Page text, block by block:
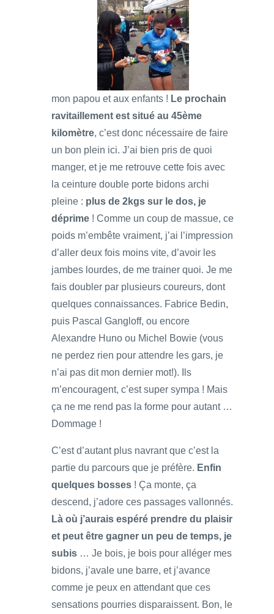
mon papou et aux enfants ! Le prochain
ravitaillement est situé au 45ème
kilomètre, c’est donc nécessaire de faire
un bon plein ici. J’ai bien pris de quoi
manger, et je me retrouve cette fois avec
la ceinture double porte bidons archi
pleine : plus de 2kgs sur le dos, je
déprime ! Comme un coup de massue, ce
poids m’embête vraiment, j’ai l’impression
d’aller deux fois moins vite, d’avoir les
jambes lourdes, de me trainer quoi. Je me
fais doubler par plusieurs coureurs, dont
quelques connaissances. Fabrice Bedin,
puis Pascal Gangloff, ou encore
Alexandre Huno ou Michel Bowie (vous
ne perdez rien pour attendre les gars, je
n’ai pas dit mon dernier mot!). Ils
m’encouragent, c’est super sympa ! Mais
ça ne me rend pas la forme pour autant …
Dommage !
C’est d’autant plus navrant que c’est la
partie du parcours que je préfère. Enfin
quelques bosses ! Ça monte, ça
descend, j’adore ces passages vallonnés.
Là où j’aurais espéré prendre du plaisir
et peut être gagner un peu de temps, je
subis … Je bois, je bois pour alléger mes
bidons, j’avale une barre, et j’avance
comme je peux en attendant que ces
sensations pourries disparaissent. Bon, le